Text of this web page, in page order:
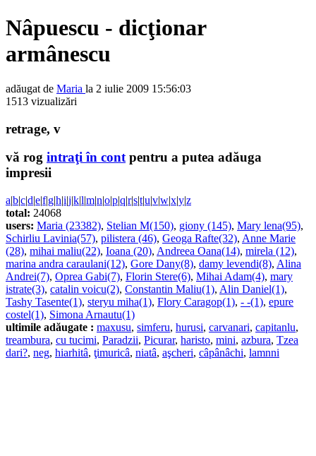
Nâpuescu - dicţionar
armânescu
adăugat de Maria la 2 iulie 2009 15:56:03
1513 vizualizări
retrage, v
vă rog intraţi în contpentru a putea adăuga
impresii
a|b|c|d|e|f|g|h|i|j|k|l|m|n|o|p|q|r|s|t|u|v|w|x|y|z
total: 24068
users: Maria (23382), Stelian M(150), giony (145), Mary lena(95),
Schirliu Lavinia(57), pilistera (46), Geoga Rafte(32), Anne Marie
(28), mihai maliu(22), Ioana (20), Andreea Oana(14), mirela (12),
marina andra caraulani(12), Gore Dany(8), damy levendi(8), Alina
Andrei(7), Oprea Gabi(7), Florin Stere(6), Mihai Adam(4), mary
istrate(3), catalin voicu(2), Constantin Maliu(1), Alin Daniel(1),
Tashy Tasente(1), steryu miha(1), Flory Caragop(1), - -(1), epure
costel(1), Simona Arnautu(1)
ultimile adăugate : maxusu, simferu, hurusi, carvanari, capitanlu,
treambura, cu tucimi, Paradzii, Picurar, haristo, mini, azbura, Tzea
dari?, neg, hiarhitâ, ţimuricâ, niatâ, aşcheri, câpânâchi, lamnni